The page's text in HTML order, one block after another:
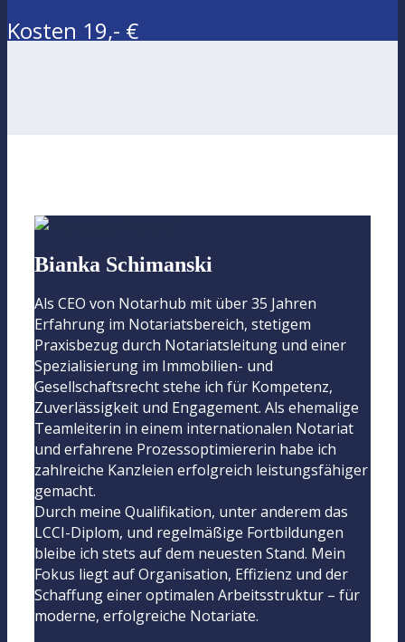
Kosten 19,- €
Bianka Schimanski
Als CEO von Notarhub mit über 35 Jahren
Erfahrung im Notariatsbereich, stetigem
Praxisbezug durch Notariatsleitung und einer
Spezialisierung im Immobilien- und
Gesellschaftsrecht stehe ich für Kompetenz,
Zuverlässigkeit und Engagement. Als ehemalige
Teamleiterin in einem internationalen Notariat
und erfahrene Prozessoptimiererin habe ich
zahlreiche Kanzleien erfolgreich leistungsfähiger
gemacht.
Durch meine Qualifikation, unter anderem das
LCCI-Diplom, und regelmäßige Fortbildungen
bleibe ich stets auf dem neuesten Stand. Mein
Fokus liegt auf Organisation, Effizienz und der
Schaffung einer optimalen Arbeitsstruktur – für
moderne, erfolgreiche Notariate.